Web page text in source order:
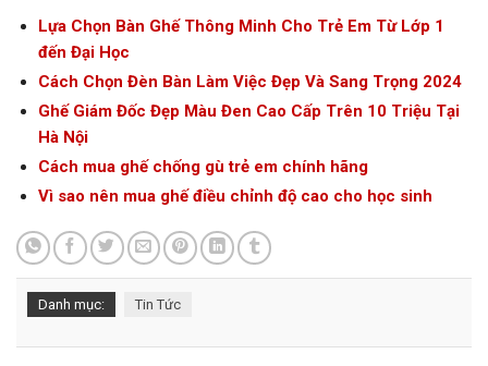
Lựa Chọn Bàn Ghế Thông Minh Cho Trẻ Em Từ Lớp 1
đến Đại Học
Cách Chọn Đèn Bàn Làm Việc Đẹp Và Sang Trọng 2024
Ghế Giám Đốc Đẹp Màu Đen Cao Cấp Trên 10 Triệu Tại
Hà Nội
Cách mua ghế chống gù trẻ em chính hãng
Vì sao nên mua ghế điều chỉnh độ cao cho học sinh
Danh mục: Tin Tức